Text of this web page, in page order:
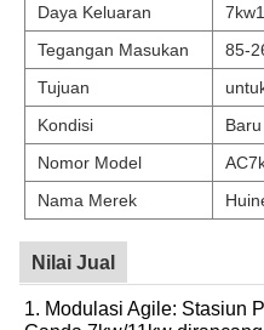
Daya Keluaran
Tegangan Masukan
85-
Tujuan
Kondisi
Baru
Nomor Model
Nama Merek
Nilai Jual
1. Modulasi Agile: Stasiun